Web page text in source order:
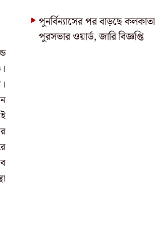
পুনর্বিন্যাসের পর বাড়ছে কলকাতা
পুরসভার ওয়ার্ড, জারি বিজ্ঞপ্তি